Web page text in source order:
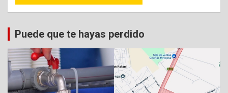
Puede que te hayas perdido